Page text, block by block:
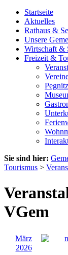
Startseite
Aktuelles
Rathaus &
Unsere
Wirtschaft &
Freizeit &
Sie sind hier:
Tourismus >
VGem
März
2026